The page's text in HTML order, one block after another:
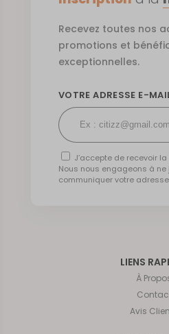
LIENS
À
Avis
Recevez toutes nos
promotions et
exceptionnelles.
VOTRE ADRESSE E-
J’accepte de recevoir
Nous nous engageons à
communiquer votre